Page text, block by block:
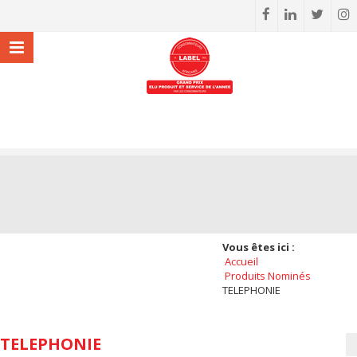
Vous êtes ici :
Accueil
Produits Nominés
TELEPHONIE
TELEPHONIE